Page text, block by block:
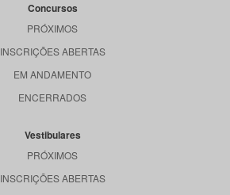
Concursos
PRÓXIMOS
INSCRIÇÕES ABERTAS
EM ANDAMENTO
ENCERRADOS
Vestibulares
PRÓXIMOS
INSCRIÇÕES ABERTAS